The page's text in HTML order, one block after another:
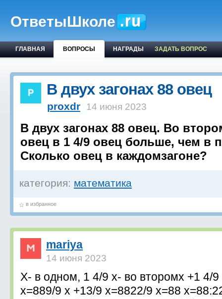
ОтветыШколе
ГЛАВНАЯ ВОПРОСЫ НАГРАДЫ ЗАДАТЬ ВОПРОС
В двух загонах 88 овец
proxdr 14 июня 2023
В двух загонах 88 овец. Во
овец в 1 4/9 овец больше, чем в
Сколько овец в каждомзагоне?
категория: математика
в избранное
mariya
14 июня 2023
Х- в одном, 1 4/9 х- во второмх +1 4/9
х=889/9 х +13/9 х=8822/9 х=88